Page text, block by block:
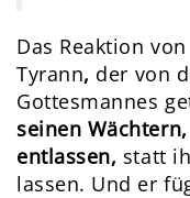
Das Reaktion
Tyrann, der von
Gottesmannes
seinen
entlassen, statt
lassen. Und er